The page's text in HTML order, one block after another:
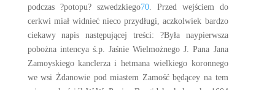
podczas ?potopu? szwedzkiego70. Przed wejściem do
cerkwi miał widnieć nieco przydługi, aczkolwiek bardzo
ciekawy napis następującej treści: ?Była naypierwsza
pobożna intencya ś.p. Jaśnie Wielmożnego J. Pana Jana
Zamoyskiego kanclerza i hetmana wielkiego koronnego
we wsi Żdanowie pod miastem Zamość będącey na tem